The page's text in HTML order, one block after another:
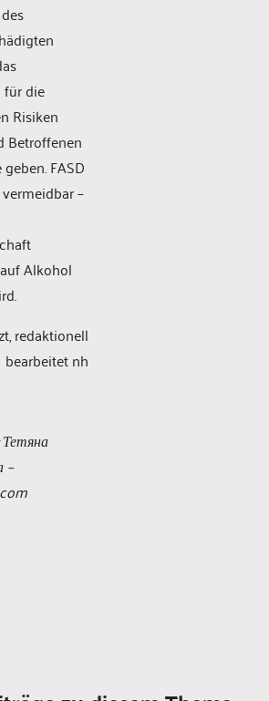
für die
Risiken
Betroffenen
FASD
–
Alkohol
redaktionell
bearbeitet nh
–